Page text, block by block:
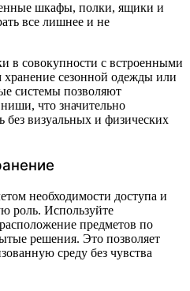
шкафы, полки, ящики и
все лишнее и не
в совокупности с встроенными
сезонной одежды или
системы позволяют
что значительно
без визуальных и физических
необходимости доступа и
роль. Используйте
предметов по
решения. Это позволяет
среду без чувства